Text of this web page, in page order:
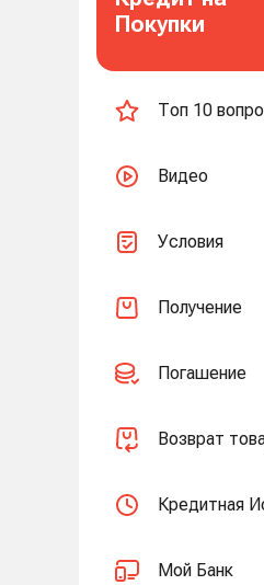
Покупки
Топ 10
Видео
Условия
Получение
Погашение
Возврат
Кредитная
Мой Банк